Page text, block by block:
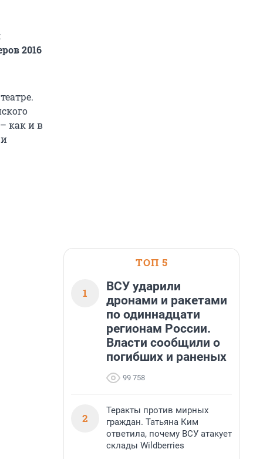
2016
как и в
ТОП 5
1
ВСУ ударили
дронами и ракетами
по одиннадцати
регионам России.
Власти сообщили о
погибших и раненых
99 758
2
Теракты против мирных
граждан. Татьяна Ким
ответила, почему ВСУ атакует
склады Wildberries